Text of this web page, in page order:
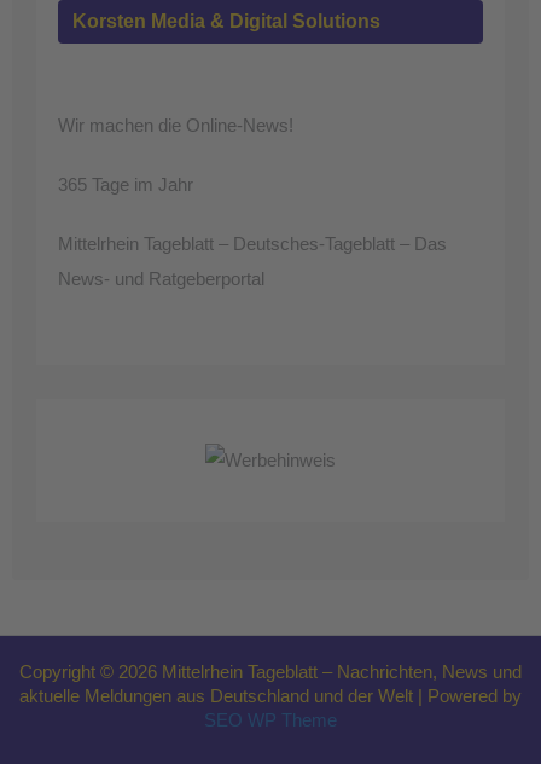
Korsten Media & Digital Solutions
Wir machen die Online-News!
365 Tage im Jahr
Mittelrhein Tageblatt – Deutsches-Tageblatt – Das
News- und Ratgeberportal
Copyright © 2026 Mittelrhein Tageblatt – Nachrichten, News und
aktuelle Meldungen aus Deutschland und der Welt | Powered by
SEO WP Theme